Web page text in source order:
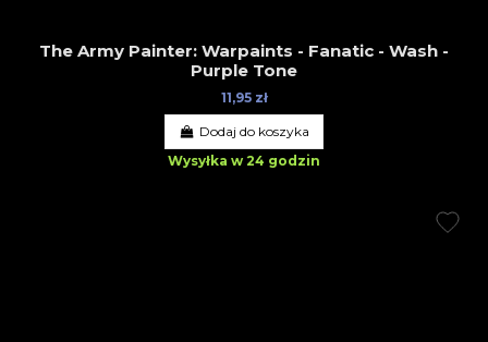
The Army Painter: Warpaints - Fanatic - Wash -
Purple Tone
11,95 zł
Dodaj do koszyka
Wysyłka w 24 godzin